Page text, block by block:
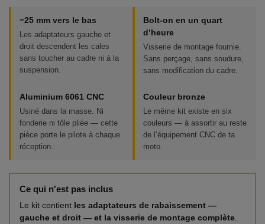
−25 mm vers le bas
Les adaptateurs gauche et
droit descendent les cales
sans toucher au cadre ni à la
suspension.
Bolt-on en un quart
d’heure
Visserie de montage fournie.
Sans perçage, sans soudure,
sans modification du cadre.
Aluminium 6061 CNC
Usiné dans la masse. Ni
fonderie ni tôle pliée — cette
pièce porte le pilote à chaque
réception.
Couleur bronze
Le même kit existe en six
couleurs — à assortir au reste
de l’équipement CNC de ta
moto.
Ce qui n'est pas inclus
Le kit contient les adaptateurs de rabaissement —
gauche et droit — et la visserie de montage complète